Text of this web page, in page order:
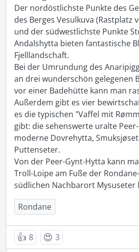
Der nordöstlichste Punkte des
des Berges Vesulkuva (Rastplatz
und der südwestlichste Punkte
Andalshytta bieten fantastische
Fjelllandschaft.
Bei der Umrundung des
an drei wunderschön gelegenen
vor einer Badehütte kann man
Außerdem gibt es vier
es die typischen "Vaffel mit
gibt: die sehenswerte uralte
moderne Dovrehytta,
Puttenseter.
Von der Peer-Gynt-Hytta kann
Troll-Loipe am Fuße der
südlichen Nachbarort Mysuseter
Rondane
👍 8 😍 3